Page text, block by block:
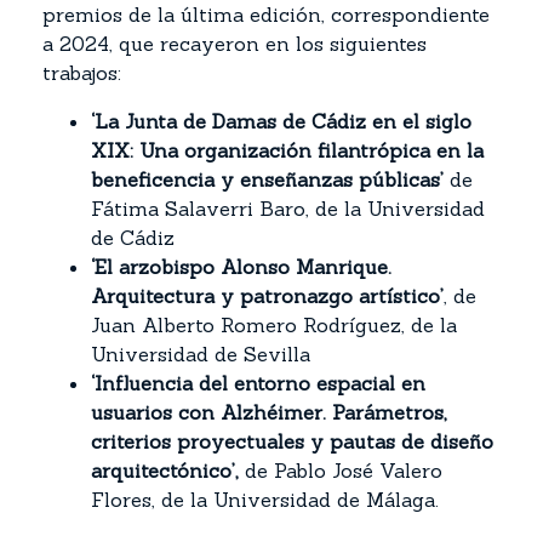
premios de la última edición, correspondiente
a 2024, que recayeron en los siguientes
trabajos:
‘La Junta de Damas de Cádiz en el siglo
XIX: Una organización filantrópica en la
beneficencia y enseñanzas públicas’ de
Fátima Salaverri Baro, de la Universidad
de Cádiz
‘El arzobispo Alonso Manrique.
Arquitectura y patronazgo artístico’, de
Juan Alberto Romero Rodríguez, de la
Universidad de Sevilla
‘Influencia del entorno espacial en
usuarios con Alzhéimer. Parámetros,
criterios proyectuales y pautas de diseño
arquitectónico’, de Pablo José Valero
Flores, de la Universidad de Málaga.